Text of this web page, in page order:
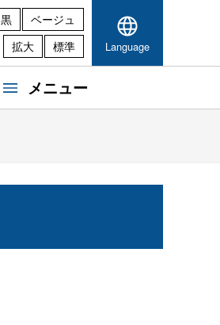
黒
ベージュ
拡大 標準 Language
メニュー